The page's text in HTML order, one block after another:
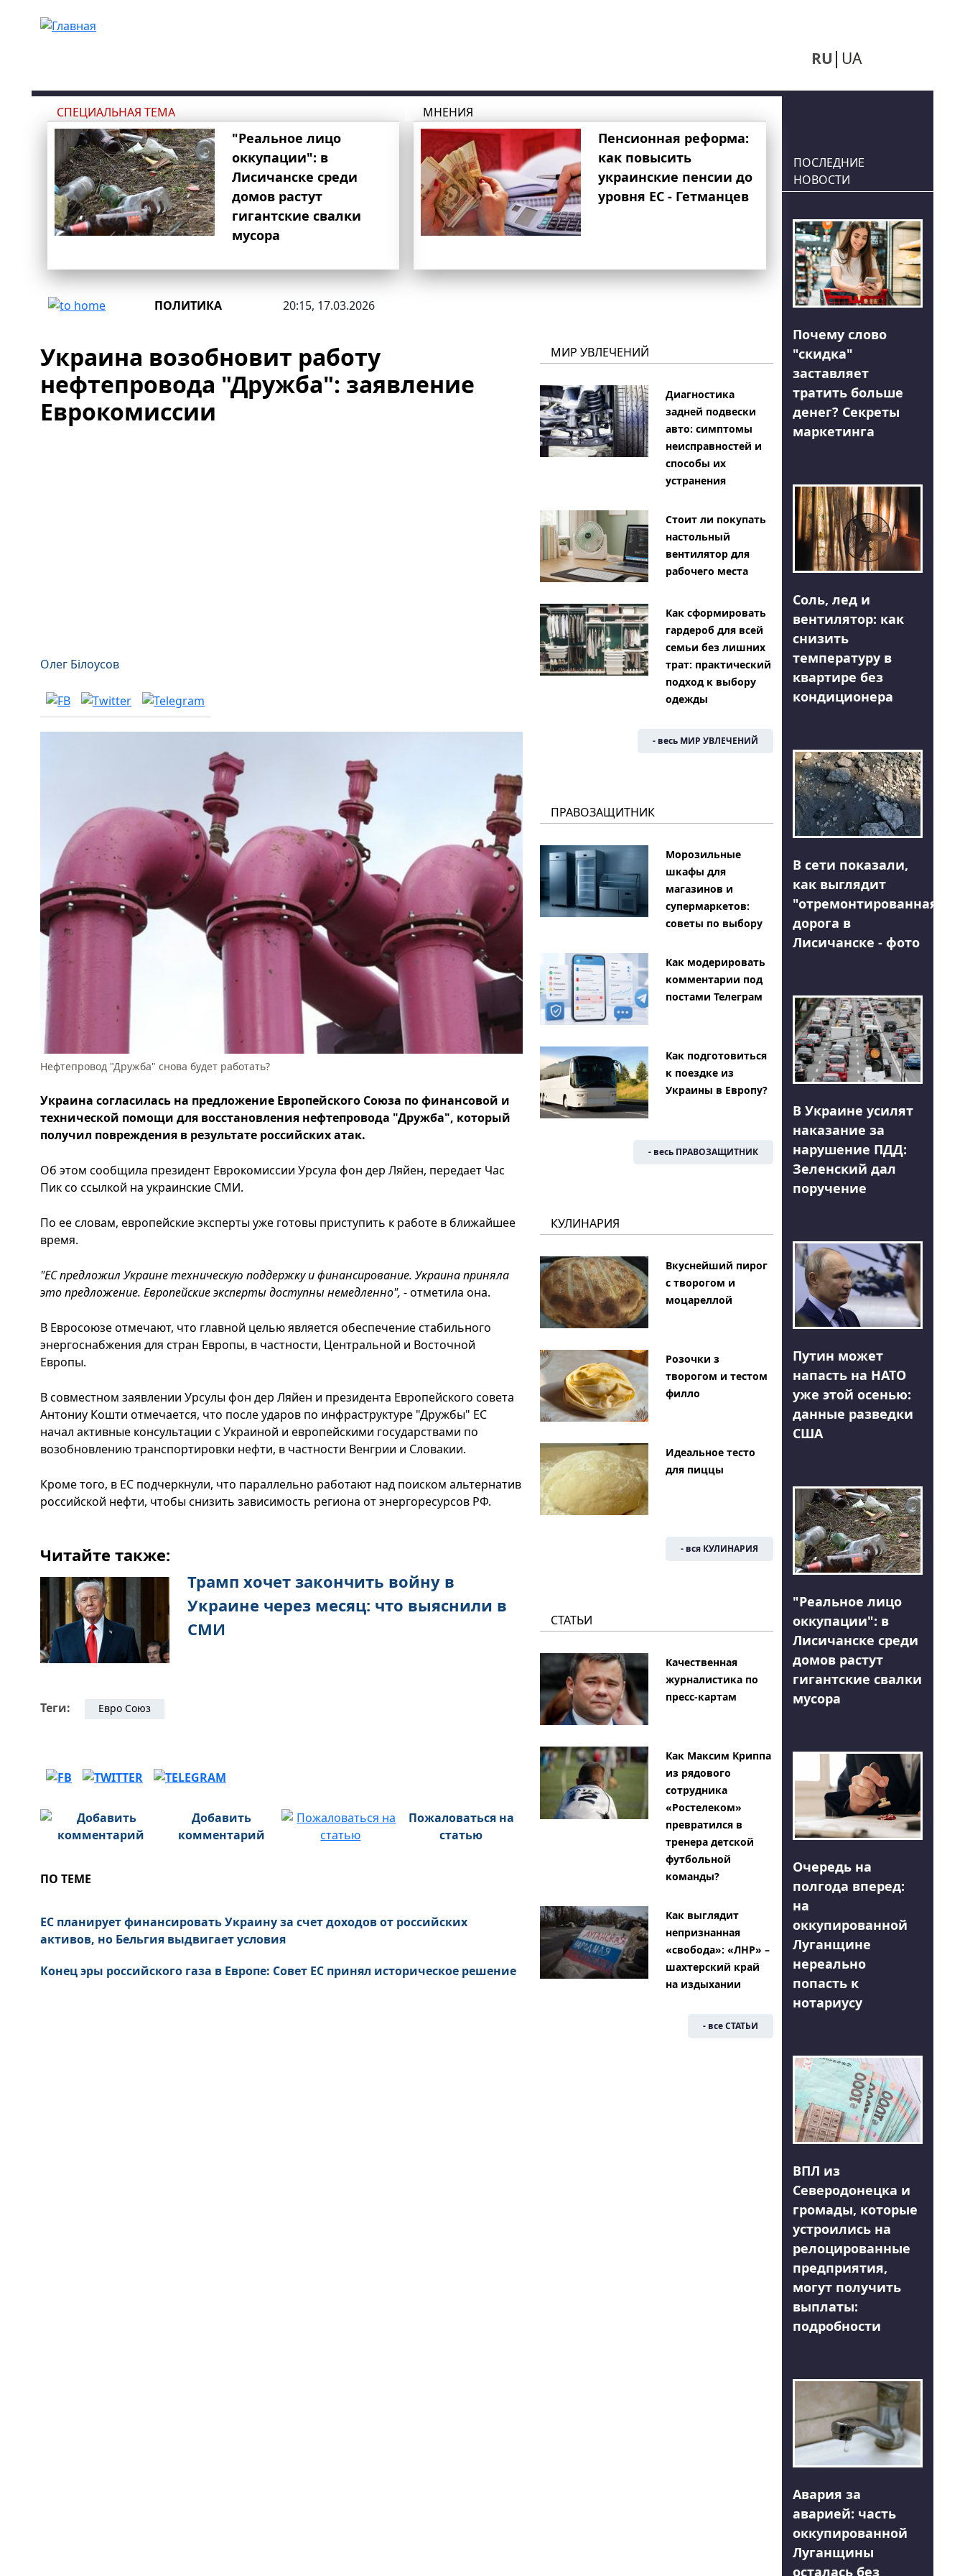
RU UA
СПЕЦИАЛЬНАЯ ТЕМА
"Реальное лицо
оккупации": в
Лисичанске среди
домов растут
гигантские свалки
мусора
МНЕНИЯ
Пенсионная реформа:
как повысить
украинские пенсии до
уровня ЕС - Гетманцев
ПОЛИТИКА 20:15, 17.03.2026
Украина возобновит работу
нефтепровода "Дружба": заявление
Еврокомиссии
Олег Білоусов
Нефтепровод "Дружба" снова будет работать?
Украина согласилась на предложение Европейского Союза по финансовой и
технической помощи для восстановления нефтепровода "Дружба", который
получил повреждения в результате российских атак.
Об этом сообщила президент Еврокомиссии Урсула фон дер Ляйен, передает Час
Пик со ссылкой на украинские СМИ.
По ее словам, европейские эксперты уже готовы приступить к работе в ближайшее
время.
"ЕС предложил Украине техническую поддержку и финансирование. Украина приняла
это предложение. Европейские эксперты доступны немедленно", - отметила она.
В Евросоюзе отмечают, что главной целью является обеспечение стабильного
энергоснабжения для стран Европы, в частности, Центральной и Восточной
Европы.
В совместном заявлении Урсулы фон дер Ляйен и президента Европейского совета
Антониу Кошти отмечается, что после ударов по инфраструктуре "Дружбы" ЕС
начал активные консультации с Украиной и европейскими государствами по
возобновлению транспортировки нефти, в частности Венгрии и Словакии.
Кроме того, в ЕС подчеркнули, что параллельно работают над поиском альтернатив
российской нефти, чтобы снизить зависимость региона от энергоресурсов РФ.
Читайте также:
Трамп хочет закончить войну в
Украине через месяц: что выяснили в
СМИ
Теги: Евро Союз
Добавить
комментарий
Пожаловаться на
статью
ПО ТЕМЕ
ЕС планирует финансировать Украину за счет доходов от российских
активов, но Бельгия выдвигает условия
Конец эры российского газа в Европе: Совет ЕС принял историческое решение
МИР УВЛЕЧЕНИЙ
Диагностика
задней подвески
авто: симптомы
неисправностей и
способы их
устранения
Стоит ли покупать
настольный
вентилятор для
рабочего места
Как сформировать
гардероб для всей
семьи без лишних
трат: практический
подход к выбору
одежды
- весь МИР УВЛЕЧЕНИЙ
ПРАВОЗАЩИТНИК
Морозильные
шкафы для
магазинов и
супермаркетов:
советы по выбору
Как модерировать
комментарии под
постами Телеграм
Как подготовиться
к поездке из
Украины в Европу?
- весь ПРАВОЗАЩИТНИК
КУЛИНАРИЯ
Вкуснейший пирог
с творогом и
моцареллой
Розочки з
творогом и тестом
филло
Идеальное тесто
для пиццы
- вся КУЛИНАРИЯ
СТАТЬИ
Качественная
журналистика по
пресс-картам
Как Максим Криппа
из рядового
сотрудника
«Ростелеком»
превратился в
тренера детской
футбольной
команды?
Как выглядит
непризнанная
«свобода»: «ЛНР» –
шахтерский край
на издыхании
- все СТАТЬИ
ПОСЛЕДНИЕ
НОВОСТИ
Почему слово
"скидка"
заставляет
тратить больше
денег? Секреты
маркетинга
Соль, лед и
вентилятор: как
снизить
температуру в
квартире без
кондиционера
В сети показали,
как выглядит
"отремонтированная"
дорога в
Лисичанске - фото
В Украине усилят
наказание за
нарушение ПДД:
Зеленский дал
поручение
Путин может
напасть на НАТО
уже этой осенью:
данные разведки
США
"Реальное лицо
оккупации": в
Лисичанске среди
домов растут
гигантские свалки
мусора
Очередь на
полгода вперед:
на
оккупированной
Луганщине
нереально
попасть к
нотариусу
ВПЛ из
Северодонецка и
громады, которые
устроились на
релоцированные
предприятия,
могут получить
выплаты:
подробности
Авария за
аварией: часть
оккупированной
Луганщины
осталась без